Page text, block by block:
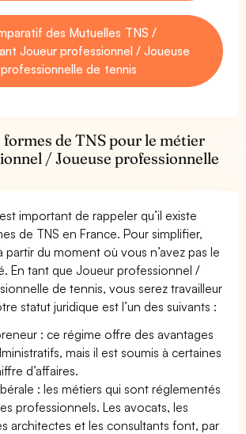
des Mutuelles TNS /
Joueur professionnel / Joueuse
professionnelle de tennis
de TNS pour le métier
/ Joueuse professionnelle
important de rappeler qu’il existe
de TNS en France. Pour simplifier,
partir du moment où vous n’avez pas le
En tant que Joueur professionnel /
de tennis, vous serez travailleur
statut juridique est l’un des suivants :
: ce régime offre des avantages
mais il est soumis à certaines
d’affaires.
: les métiers qui sont réglementés
professionnels. Les avocats, les
architectes et les consultants font, par